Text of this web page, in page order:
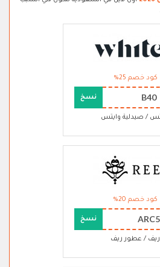
كود خصم 25%
B40 نسخ
/ صيدلية وايتس
كود خصم 20%
ARC5 نسخ
ريف / عطور ريف